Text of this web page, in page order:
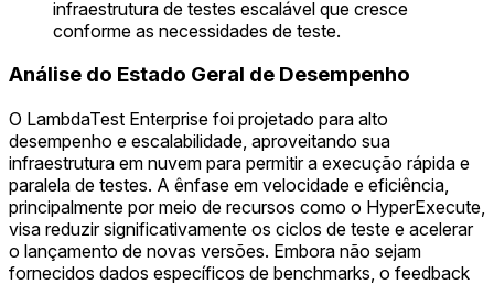
infraestrutura de testes escalável que cresce
conforme as necessidades de teste.
Análise do Estado Geral de Desempenho
O LambdaTest Enterprise foi projetado para alto
desempenho e escalabilidade, aproveitando sua
infraestrutura em nuvem para permitir a execução rápida e
paralela de testes. A ênfase em velocidade e eficiência,
principalmente por meio de recursos como o HyperExecute,
visa reduzir significativamente os ciclos de teste e acelerar
o lançamento de novas versões. Embora não sejam
fornecidos dados específicos de benchmarks, o feedback